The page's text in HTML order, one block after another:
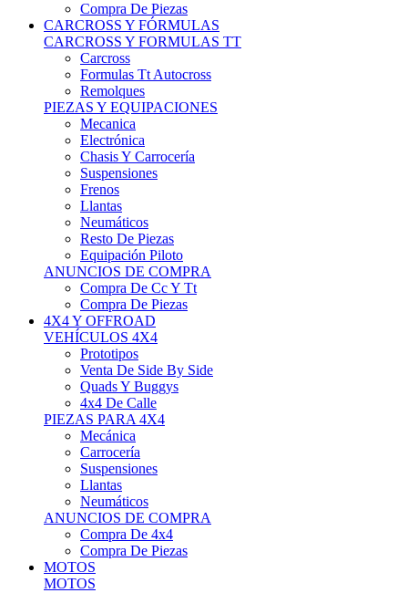
CARCROSS Y FORMULAS TT
Carcross
Formulas Tt Autocross
Remolques
PIEZAS Y EQUIPACIONES
Mecanica
Electrónica
Chasis Y Carrocería
Suspensiones
Frenos
Llantas
Neumáticos
Resto De Piezas
Equipación Piloto
ANUNCIOS DE COMPRA
Compra De Cc Y Tt
Compra De Piezas
4X4 Y OFFROAD
VEHÍCULOS 4X4
Prototipos
Venta De Side By Side
Quads Y Buggys
4x4 De Calle
PIEZAS PARA 4X4
Mecánica
Carrocería
Suspensiones
Llantas
Neumáticos
ANUNCIOS DE COMPRA
Compra De 4x4
Compra De Piezas
MOTOS
MOTOS
Motos De Circuito